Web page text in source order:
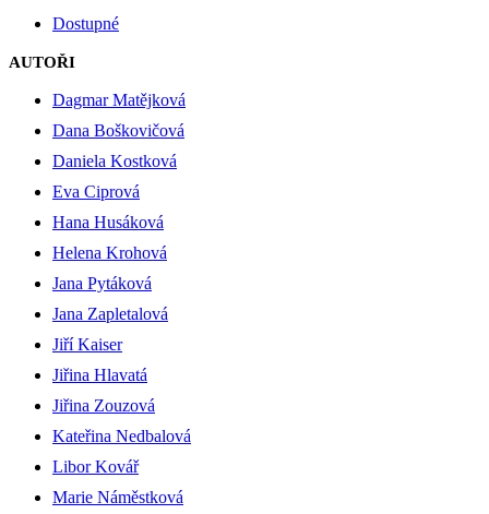
Dostupné
AUTOŘI
Dagmar Matějková
Dana Boškovičová
Daniela Kostková
Eva Ciprová
Hana Husáková
Helena Krohová
Jana Pytáková
Jana Zapletalová
Jiří Kaiser
Jiřina Hlavatá
Jiřina Zouzová
Kateřina Nedbalová
Libor Kovář
Marie Náměstková